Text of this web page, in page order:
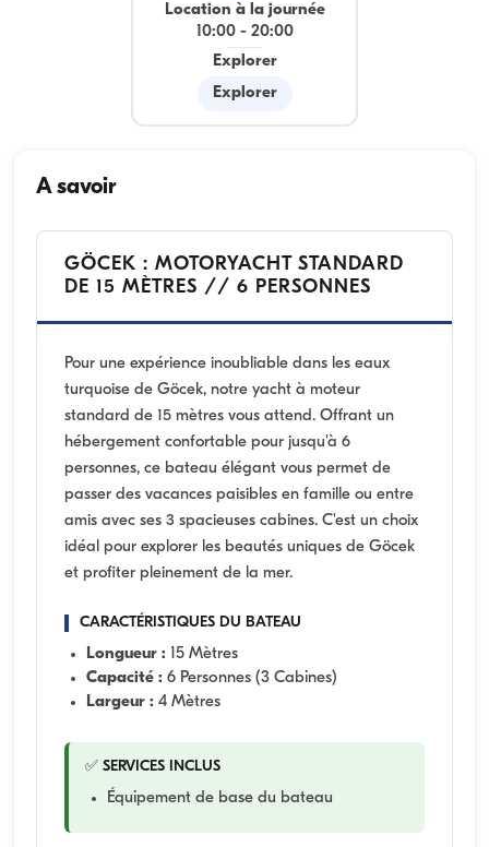
Location à la journée
10:00- 20:00
Explorer
Explorer
A savoir
GÖCEK : MOTORYACHT STANDARD
DE 15 MÈTRES // 6 PERSONNES
Pour une expérience inoubliable dans les eaux
turquoise de Göcek, notre yacht à moteur
standard de 15 mètres vous attend. Offrant un
hébergement confortable pour jusqu'à 6
personnes, ce bateau élégant vous permet de
passer des vacances paisibles en famille ou entre
amis avec ses 3 spacieuses cabines. C'est un choix
idéal pour explorer les beautés uniques de Göcek
et profiter pleinement de la mer.
CARACTÉRISTIQUES DU BATEAU
Longueur : 15 Mètres
Capacité : 6 Personnes (3 Cabines)
Largeur : 4 Mètres
✅ SERVICES INCLUS
Équipement de base du bateau